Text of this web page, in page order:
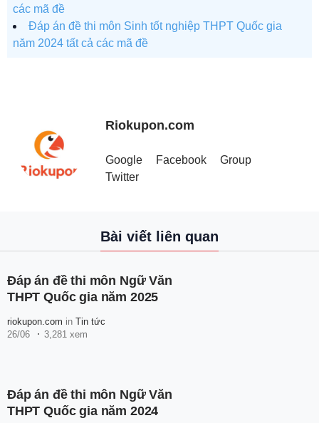
các mã đề
Đáp án đề thi môn Sinh tốt nghiệp THPT Quốc gia
năm 2024 tất cả các mã đề
Riokupon.com
Google Facebook
Group
Twitter
Bài viết liên quan
Đáp án đề thi môn Ngữ Văn
THPT Quốc gia năm 2025
riokupon.com in Tin tức
26/06
3,281 xem
Đáp án đề thi môn Ngữ Văn
THPT Quốc gia năm 2024